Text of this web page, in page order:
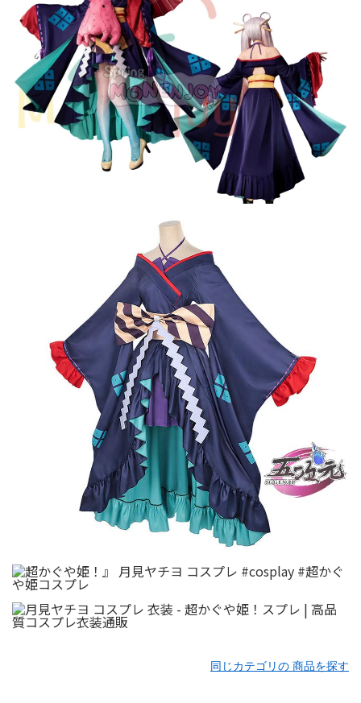
同じカテゴリの 商品を探す